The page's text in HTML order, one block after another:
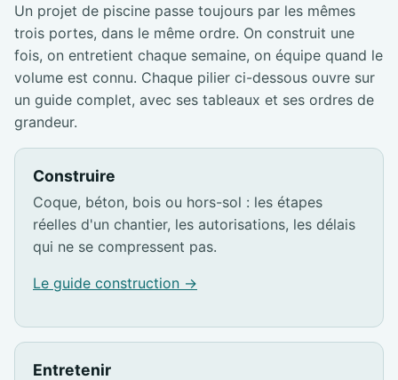
Un projet de piscine passe toujours par les mêmes
trois portes, dans le même ordre. On construit une
fois, on entretient chaque semaine, on équipe quand le
volume est connu. Chaque pilier ci-dessous ouvre sur
un guide complet, avec ses tableaux et ses ordres de
grandeur.
Construire
Coque, béton, bois ou hors-sol : les étapes
réelles d'un chantier, les autorisations, les délais
qui ne se compressent pas.
Le guide construction →
Entretenir